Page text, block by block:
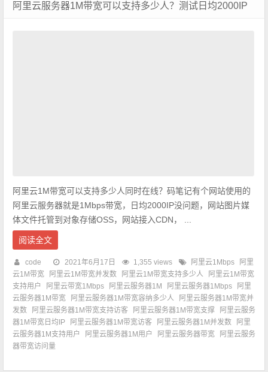
阿里云服务器1M带宽可以支持多少人？测试日均2000IP
阿里云1M带宽可以支持多少人同时在线？码笔记有个网站使用的
阿里云服务器就是1Mbps带宽，日均2000IP没问题，网站图片媒
体文件托管到对象存储OSS，网站接入CDN， ...
阅读全文
code 2021年6月17日 1,355 views 阿里云1Mbps
阿里
云1M带宽
阿里云1M带宽并发数 阿里云1M带宽支持多少人
阿里云1M带宽
支持用户
阿里云带宽1Mbps 阿里云服务器1M 阿里云服务器1Mbps
阿里
云服务器1M带宽
阿里云服务器1M带宽容纳多少人
阿里云服务器1M带宽并
发数
阿里云服务器1M带宽支持访客 阿里云服务器1M带宽支撑
阿里云服务
器1M带宽日均IP
阿里云服务器1M带宽访客 阿里云服务器1M并发数
阿里
云服务器1M支持用户
阿里云服务器1M用户 阿里云服务器带宽
阿里云服务
器带宽访问量